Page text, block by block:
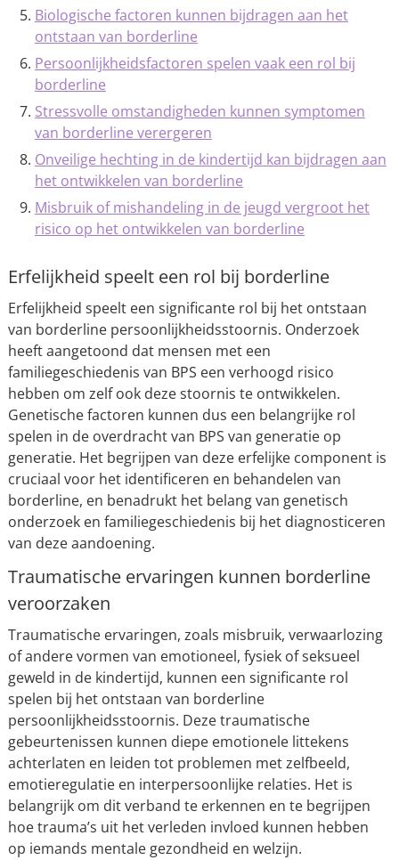
Biologische factoren kunnen bijdragen aan het
ontstaan van borderline
Persoonlijkheidsfactoren spelen vaak een rol bij
borderline
Stressvolle omstandigheden kunnen symptomen
van borderline verergeren
Onveilige hechting in de kindertijd kan bijdragen aan
het ontwikkelen van borderline
Misbruik of mishandeling in de jeugd vergroot het
risico op het ontwikkelen van borderline
Erfelijkheid speelt een rol bij borderline
Erfelijkheid speelt een significante rol bij het ontstaan
van borderline persoonlijkheidsstoornis. Onderzoek
heeft aangetoond dat mensen met een
familiegeschiedenis van BPS een verhoogd risico
hebben om zelf ook deze stoornis te ontwikkelen.
Genetische factoren kunnen dus een belangrijke rol
spelen in de overdracht van BPS van generatie op
generatie. Het begrijpen van deze erfelijke component is
cruciaal voor het identificeren en behandelen van
borderline, en benadrukt het belang van genetisch
onderzoek en familiegeschiedenis bij het diagnosticeren
van deze aandoening.
Traumatische ervaringen kunnen borderline
veroorzaken
Traumatische ervaringen, zoals misbruik, verwaarlozing
of andere vormen van emotioneel, fysiek of seksueel
geweld in de kindertijd, kunnen een significante rol
spelen bij het ontstaan van borderline
persoonlijkheidsstoornis. Deze traumatische
gebeurtenissen kunnen diepe emotionele littekens
achterlaten en leiden tot problemen met zelfbeeld,
emotieregulatie en interpersoonlijke relaties. Het is
belangrijk om dit verband te erkennen en te begrijpen
hoe trauma’s uit het verleden invloed kunnen hebben
op iemands mentale gezondheid en welzijn.